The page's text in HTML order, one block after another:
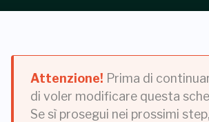
Attenzione! Prima di
di voler modificare questa
Se sì prosegui nei prossimi